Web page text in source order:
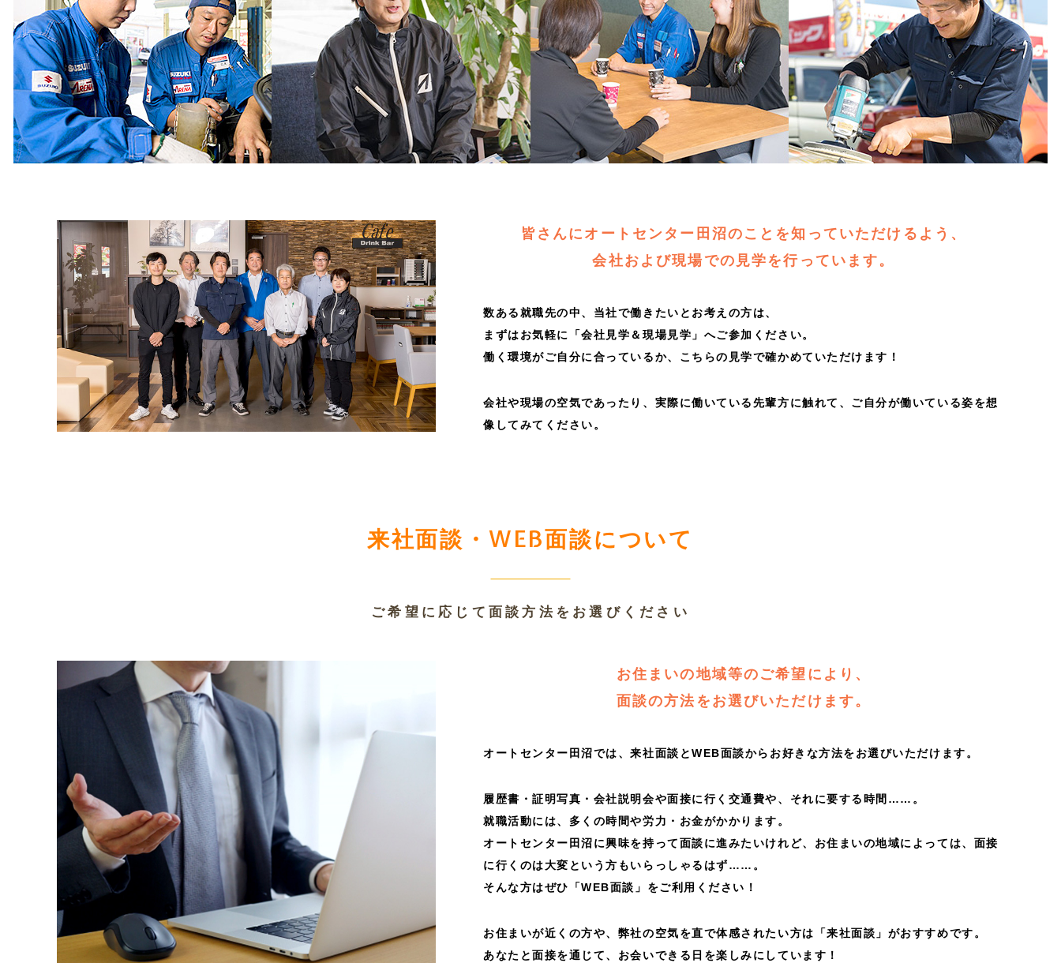
皆さんにオートセンター田沼のことを知っていただけるよう、
会社および現場での見学を行っています。
数ある就職先の中、当社で働きたいとお考えの方は、
まずはお気軽に「会社見学＆現場見学」へご参加ください。
働く環境がご自分に合っているか、こちらの見学で確かめていただけます！
会社や現場の空気であったり、実際に働いている先輩方に触れて、ご自分が働いている姿を想
像してみてください。
来社面談・WEB面談について
ご希望に応じて面談方法をお選びください
お住まいの地域等のご希望により、
面談の方法をお選びいただけます。
オートセンター田沼では、来社面談とWEB面談からお好きな方法をお選びいただけます。
履歴書・証明写真・会社説明会や面接に行く交通費や、それに要する時間……。
就職活動には、多くの時間や労力・お金がかかります。
オートセンター田沼に興味を持って面談に進みたいけれど、お住まいの地域によっては、面接
に行くのは大変という方もいらっしゃるはず……。
そんな方はぜひ「WEB面談」をご利用ください！
お住まいが近くの方や、弊社の空気を直で体感されたい方は「来社面談」がおすすめです。
あなたと面接を通じて、お会いできる日を楽しみにしています！